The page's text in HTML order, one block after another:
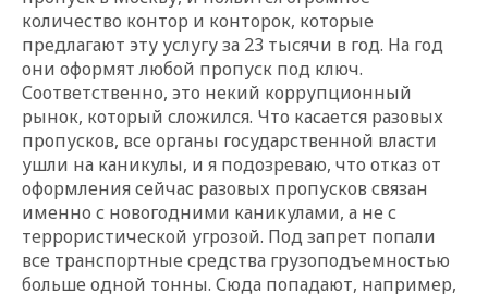
количество контор и конторок, которые
предлагают эту услугу за 23 тысячи в год. На год
они оформят любой пропуск под ключ.
Соответственно, это некий коррупционный
рынок, который сложился. Что касается разовых
пропусков, все органы государственной власти
ушли на каникулы, и я подозреваю, что отказ от
оформления сейчас разовых пропусков связан
именно с новогодними каникулами, а не с
террористической угрозой. Под запрет попали
все транспортные средства грузоподъемностью
больше одной тонны. Сюда попадают, например,